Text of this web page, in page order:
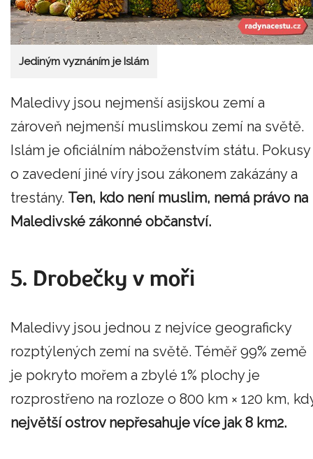
Jediným vyznáním je Islám
Maledivy jsou nejmenší asijskou zemí a
zároveň nejmenší muslimskou zemí na světě.
Islám je oficiálním náboženstvím státu. Pokusy
o zavedení jiné víry jsou zákonem zakázány a
trestány. Ten, kdo není muslim, nemá právo na
Maledivské zákonné občanství.
5. Drobečky v moři
Maledivy jsou jednou z nejvíce geograficky
rozptýlených zemí na světě. Téměř 99% země
je pokryto mořem a zbylé 1% plochy je
rozprostřeno na rozloze o 800 km × 120 km,
největší ostrov nepřesahuje více jak 8 km2.